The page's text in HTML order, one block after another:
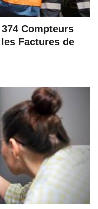
Compteurs
Factures de